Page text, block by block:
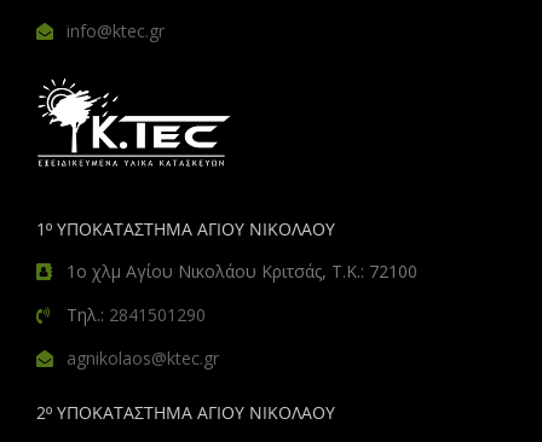
info@ktec.gr
1º ΥΠΟΚΑΤΑΣΤΗΜΑ ΑΓΙΟΥ ΝΙΚΟΛΑΟΥ
1ο χλμ Αγίου Νικολάου Κριτσάς, Τ.Κ.: 72100
Τηλ.: 2841501290
agnikolaos@ktec.gr
2º ΥΠΟΚΑΤΑΣΤΗΜΑ ΑΓΙΟΥ ΝΙΚΟΛΑΟΥ